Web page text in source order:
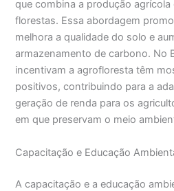
que combina a produção
florestas. Essa abordagem
melhora a qualidade do solo e
armazenamento de carbono. No
incentivam a agrofloresta têm
positivos, contribuindo para a
geração de renda para os
em que preservam o meio
Capacitação e Educação
A capacitação e a educação